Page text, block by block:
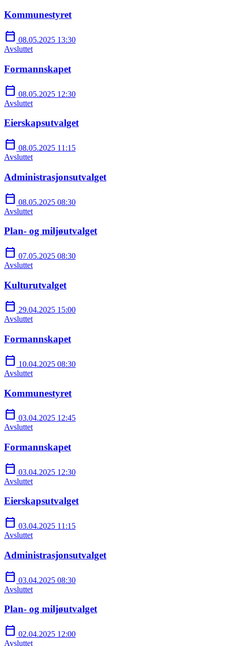
Kommunestyret
calendar_today 08.05.2025 13:30
Avsluttet
Formannskapet
calendar_today 08.05.2025 12:30
Avsluttet
Eierskapsutvalget
calendar_today 08.05.2025 11:15
Avsluttet
Administrasjonsutvalget
calendar_today 08.05.2025 08:30
Avsluttet
Plan- og miljøutvalget
calendar_today 07.05.2025 08:30
Avsluttet
Kulturutvalget
calendar_today 29.04.2025 15:00
Avsluttet
Formannskapet
calendar_today 10.04.2025 08:30
Avsluttet
Kommunestyret
calendar_today 03.04.2025 12:45
Avsluttet
Formannskapet
calendar_today 03.04.2025 12:30
Avsluttet
Eierskapsutvalget
calendar_today 03.04.2025 11:15
Avsluttet
Administrasjonsutvalget
calendar_today 03.04.2025 08:30
Avsluttet
Plan- og miljøutvalget
calendar_today 02.04.2025 12:00
Avsluttet